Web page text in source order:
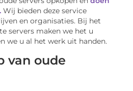
Wij bieden deze service
en organisaties. Bij het
servers maken we het u
we u al het werk uit handen.
van oude